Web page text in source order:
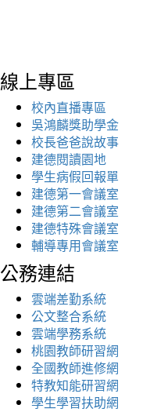
線上專區
校內直播專區
吳鴻麟獎助學金
校長爸爸說故事
建德閱讀園地
學生病假回報單
建德第一會議室
建德第二會議室
建德特殊會議室
輔導專用會議室
公務連結
雲端差勤系統
公文整合系統
雲端學務系統
桃園教師研習網
全國教師進修網
特教知能研習網
學生學習扶助網